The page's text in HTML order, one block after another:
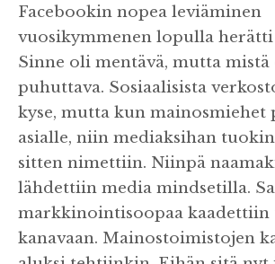
Facebookin nopea leviäminen
vuosikymmenen lopulla herätti
Sinne oli mentävä, mutta
puhuttava. Sosiaalisista
kyse, mutta kun mainosmiehet
asialle, niin mediaksihan
sitten nimettiin. Niinpä
lähdettiin media mindsetilla.
markkinointisoopaa kaadettiin
kanavaan. Mainostoimistojen